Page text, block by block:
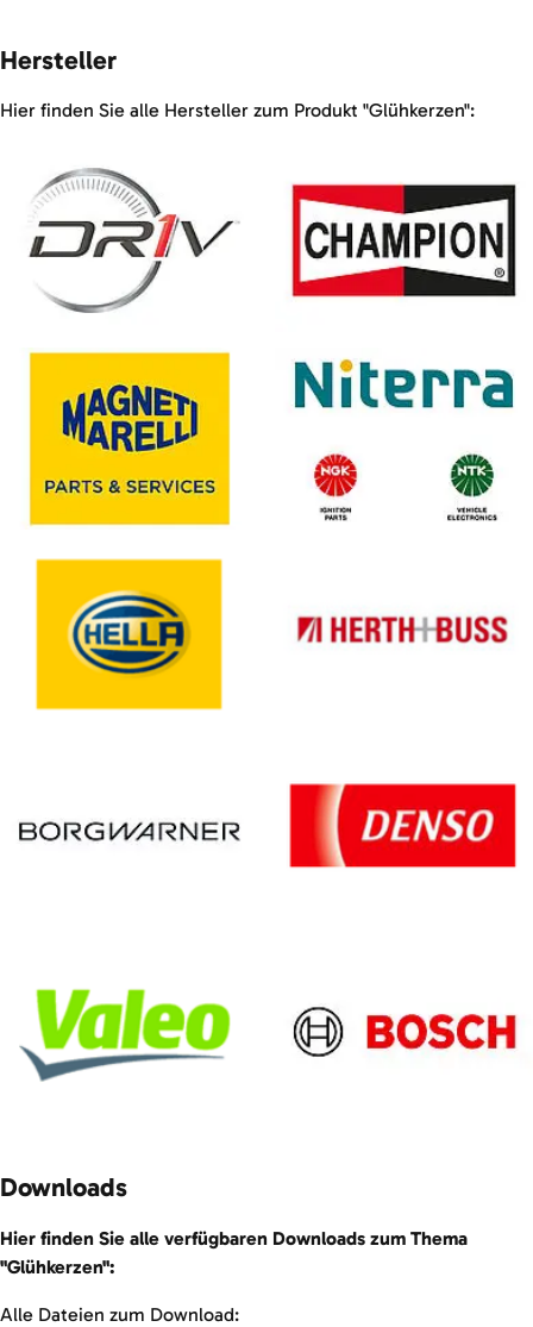
Hersteller
Hier finden Sie alle Hersteller zum Produkt "Glühkerzen":
Downloads
Hier finden Sie alle verfügbaren Downloads zum Thema
"Glühkerzen":
Alle Dateien zum Download: